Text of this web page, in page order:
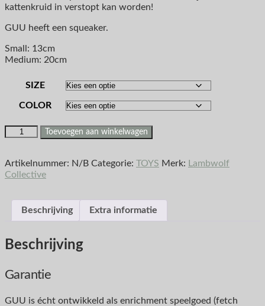
kattenkruid in verstopt kan worden!
GUU heeft een squeaker.
Small: 13cm
Medium: 20cm
SIZE
COLOR
Toevoegen aan winkelwagen
Artikelnummer: N/B Categorie: TOYS Merk:
Lambwolf
Collective
Beschrijving Extra informatie
Beschrijving
Garantie
GUU is écht ontwikkeld als enrichment speelgoed (fetch